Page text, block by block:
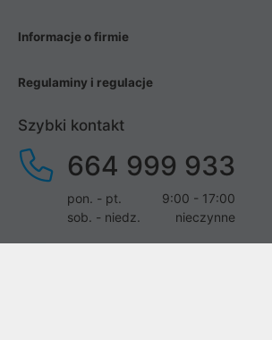
Informacje o firmie
Regulaminy i regulacje
Szybki kontakt
664 999 933
pon. - pt.
9:00 - 17:00
sob. - niedz.
nieczynne